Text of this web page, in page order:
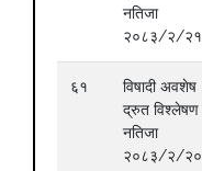
नतिजा
२०८३/२/२१
६१
विषादी अवशेष
द्रुत विश्लेषण
नतिजा
२०८३/२/२०